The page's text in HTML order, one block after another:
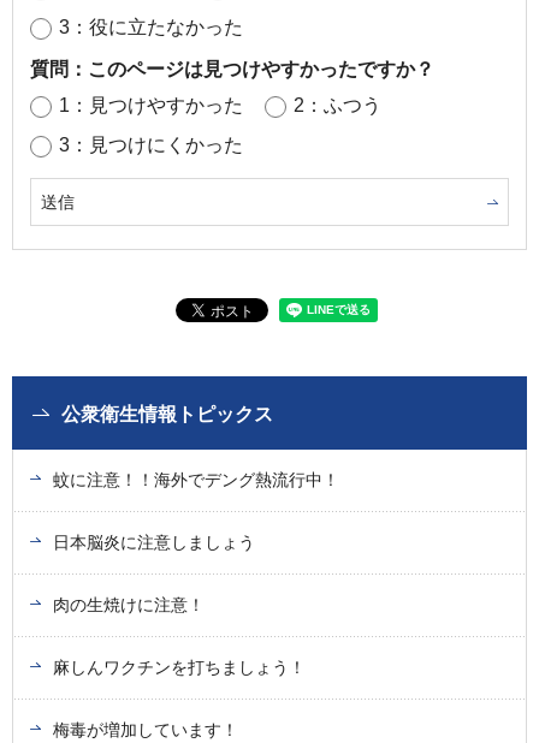
3：役に立たなかった
質問：このページは見つけやすかったですか？
1：見つけやすかった
2：ふつう
3：見つけにくかった
公衆衛生情報トピックス
蚊に注意！！海外でデング熱流行中！
日本脳炎に注意しましょう
肉の生焼けに注意！
麻しんワクチンを打ちましょう！
梅毒が増加しています！